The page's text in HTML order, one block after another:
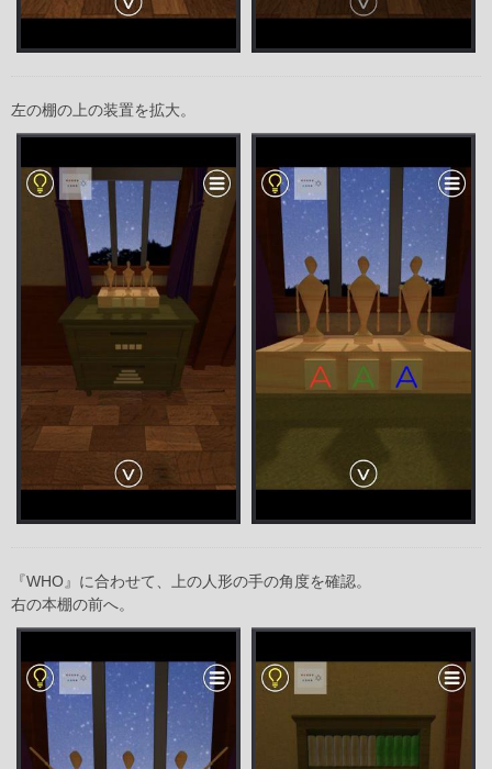
左の棚の上の装置を拡大。
『WHO』に合わせて、上の人形の手の角度を確認。
右の本棚の前へ。